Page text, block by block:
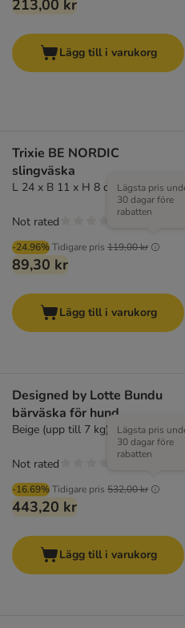
213,00 kr
Lägg till i varukorg
Trixie BE NORDIC
slingväska
L 24 x B 11 x H 8 cm
-24.96%Tidigare pris 119,00 kr
Lägsta pris
30 dagar före
rabatten
89,30 kr
Not rated
Lägg till i varukorg
Designed by Lotte Bundu
bärväska för hund
Beige (upp till 7 kg)
-16.69%Tidigare pris 532,00 kr
Lägsta pris
30 dagar före
rabatten
443,20 kr
Not rated
Lägg till i varukorg